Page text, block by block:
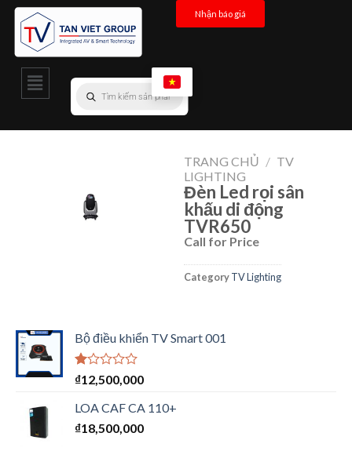
Nhận báo giá
TRANG CHỦ / TV
LIGHTING
Đèn Led rọi sân
khấu di động
TVR650
Call for Price
CategoryTV Lighting
Bộ điều khiển TV Smart 001
Được
hạng
1.00
5
₫12,500,000
LOA CAF CA 110+
₫18,500,000